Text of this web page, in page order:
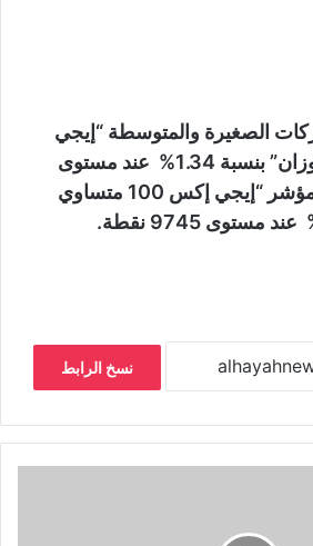
الصغيرة والمتوسطة “إيجي
إكس 70 متساوي الأوزان” بنسبة 1.34% عند مستوى
6844 نقطة، وصعد مؤشر “إيجي إكس 100 متساوي
نسخ الرابط